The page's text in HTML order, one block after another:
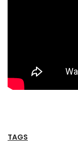
TAGS